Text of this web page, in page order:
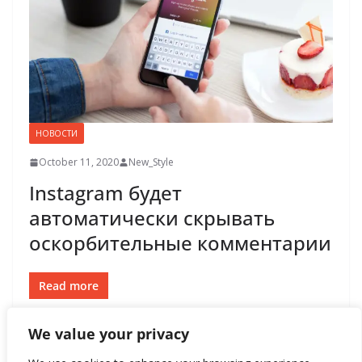
We value your privacy
НОВОСТИ
October 11, 2020 New_Style
Instagram будет
автоматически скрывать
оскорбительные комментарии
Read more